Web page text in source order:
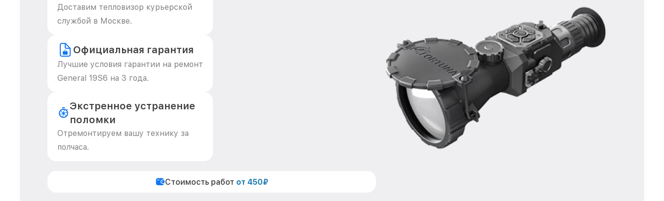
Доставим тепловизор курьерской
службой в Москве.
Официальная гарантия
Лучшие условия гарантии на ремонт
General 19S6 на 3 года.
Экстренное устранение
поломки
Отремонтируем вашу технику за
полчаса.
Стоимость работ от 450₽